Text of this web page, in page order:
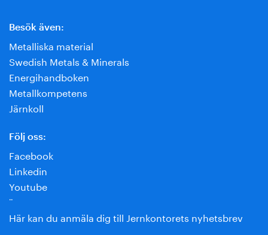
Besök även:
Metalliska material
Swedish Metals & Minerals
Energihandboken
Metallkompetens
Järnkoll
Följ oss:
Facebook
Linkedin
Youtube
¨
Här kan du anmäla dig till Jernkontorets nyhetsbrev